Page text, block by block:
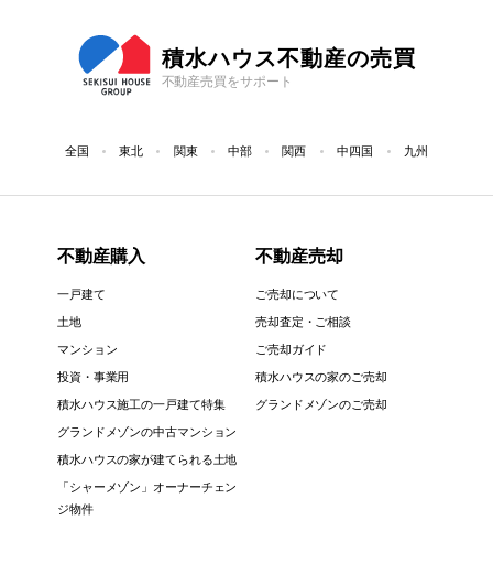
積水ハウス不動産の売買
不動産売買をサポート
全国 東北 関東 中部 関西 中四国 九州
不動産購入
一戸建て
土地
マンション
投資・事業用
積水ハウス施工の一戸建て特集
グランドメゾンの中古マンション
積水ハウスの家が建てられる土地
「シャーメゾン」オーナーチェン
ジ物件
不動産売却
ご売却について
売却査定・ご相談
ご売却ガイド
積水ハウスの家のご売却
グランドメゾンのご売却